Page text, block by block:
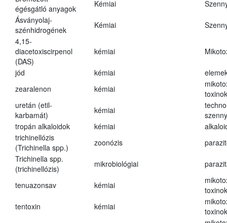
égésgátló anyagok
Kémiai
Ásványolaj-
szénhidrogének
Kémiai
4,15-
diacetoxiscirpenol
(DAS)
kémiai
jód kémiai
zearalenon
kémiai
toxinok
uretán (etil-
karbamát)
kémiai
tropán alkaloidok
kémiai
trichinellózis
(Trichinella spp.)
zoonózis
Trichinella spp.
(trichinellózis)
mikrobiológiai
tenuazonsav kémiai
toxinok
tentoxin
kémiai
toxinok